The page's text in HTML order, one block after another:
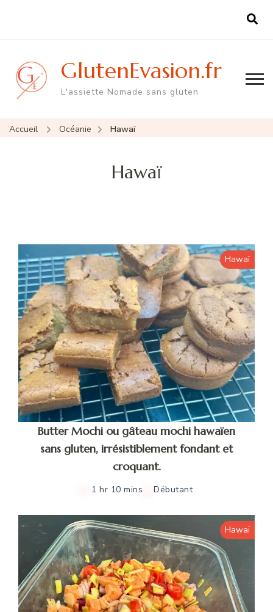
GlutenEvasion.fr
L'assiette Nomade sans gluten
Accueil Océanie Hawaï
Hawaï
Hawaï
Butter Mochi ou gâteau mochi hawaïen
sans gluten, irrésistiblement fondant et
croquant.
1 hr 10 mins Débutant
Hawaï